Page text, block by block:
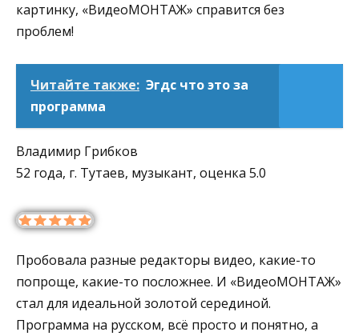
картинку, «ВидеоМОНТАЖ» справится без
проблем!
Читайте также: Эгдс что это за
программа
Владимир Грибков
52 года, г. Тутаев, музыкант, оценка 5.0
Пробовала разные редакторы видео, какие-то
попроще, какие-то посложнее. И «ВидеоМОНТАЖ»
стал для идеальной золотой серединой.
Программа на русском, всё просто и понятно, а